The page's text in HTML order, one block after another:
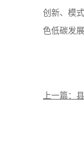
创新、模
色低碳发
上一篇：